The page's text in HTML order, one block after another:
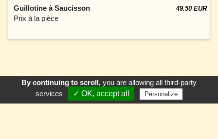
Guillotine à Saucisson
Prix à la pièce
49.50 EUR
Appeler E-Mail Venir
By continuing to scroll,you are allowing all third-party
services
✓ OK, accept all Personalize